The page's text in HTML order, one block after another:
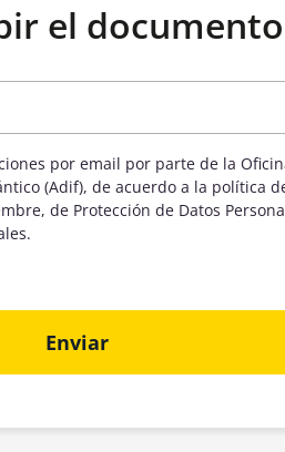
el documento
(Adif), de acuerdo a la política
de Protección de Datos